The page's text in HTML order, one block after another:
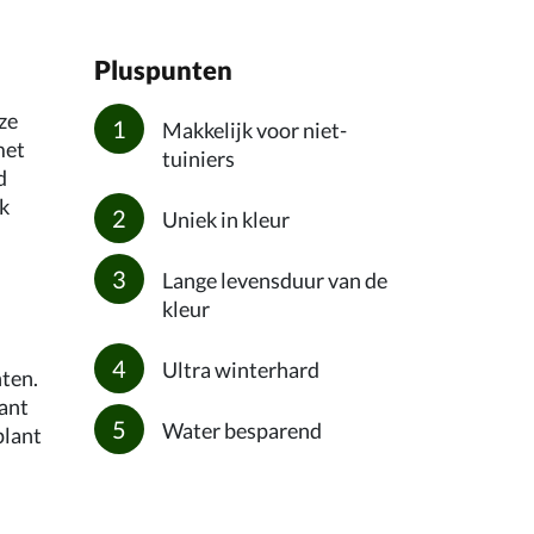
Pluspunten
Makkelijk voor niet-
tuiniers
Uniek in kleur
Lange levensduur van de
kleur
Ultra winterhard
Water besparend